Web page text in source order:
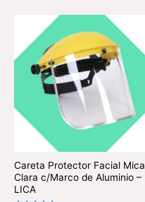
Careta Protector Facial Mica
Clara c/Marco de Aluminio –
LICA